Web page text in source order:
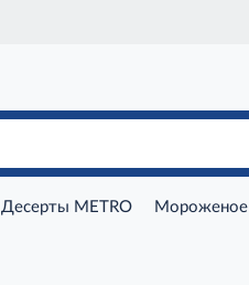
Десерты METRO Мороженое